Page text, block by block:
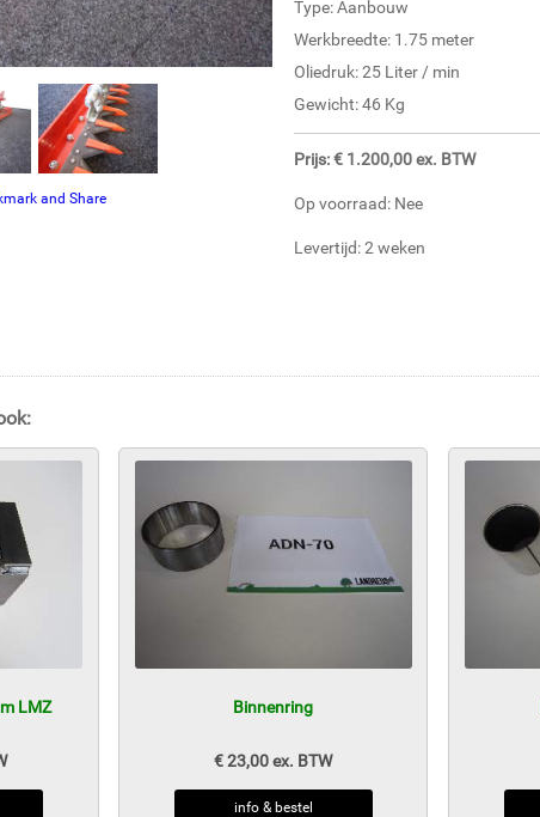
Type: Aanbouw
Werkbreedte: 1.75 meter
Oliedruk: 25 Liter / min
Gewicht: 46 Kg
Prijs: € 1.200,00 ex. BTW
Op voorraad: Nee
Levertijd: 2 weken
LMZ Binnenring
€ 23,00 ex. BTW
info & bestel